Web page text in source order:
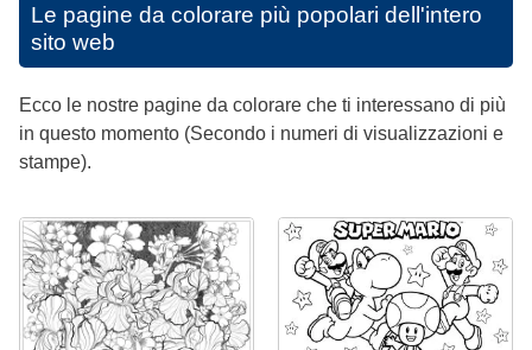
Le pagine da colorare più popolari dell'intero
sito web
Ecco le nostre pagine da colorare che ti interessano di più
in questo momento (Secondo i numeri di visualizzazioni e
stampe).